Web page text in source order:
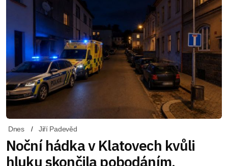
Dnes Jiří Padevěd
Noční hádka v Klatovech kvůli
hluku skončila pobodáním,